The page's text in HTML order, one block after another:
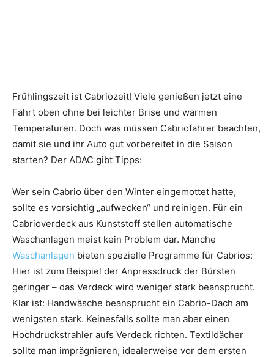
Frühlingszeit ist Cabriozeit! Viele genießen jetzt eine
Fahrt oben ohne bei leichter Brise und warmen
Temperaturen. Doch was müssen Cabriofahrer beachten,
damit sie und ihr Auto gut vorbereitet in die Saison
starten? Der ADAC gibt Tipps:
Wer sein Cabrio über den Winter eingemottet hatte,
sollte es vorsichtig „aufwecken“ und reinigen. Für ein
Cabrioverdeck aus Kunststoff stellen automatische
Waschanlagen meist kein Problem dar. Manche
Waschanlagen bieten spezielle Programme für Cabrios:
Hier ist zum Beispiel der Anpressdruck der Bürsten
geringer – das Verdeck wird weniger stark beansprucht.
Klar ist: Handwäsche beansprucht ein Cabrio-Dach am
wenigsten stark. Keinesfalls sollte man aber einen
Hochdruckstrahler aufs Verdeck richten. Textildächer
sollte man imprägnieren, idealerweise vor dem ersten